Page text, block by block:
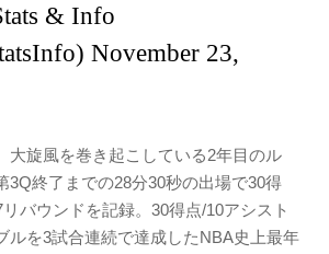
& Info
November 23,
大旋風を巻き起こしている2年目のル
3Q終了までの28分30秒の出場で30得
バウンドを記録。30得点/10アシスト
ルを3試合連続で達成したNBA史上最年